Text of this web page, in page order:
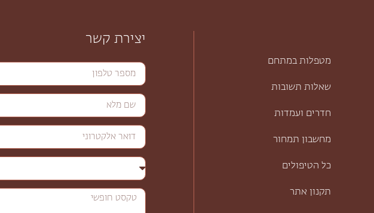
מטפלות במתחם
שאלות תשובות
חדרים ועמדות
מחשבון תמחור
כל הטיפולים
תקנון אתר
יצירת קשר